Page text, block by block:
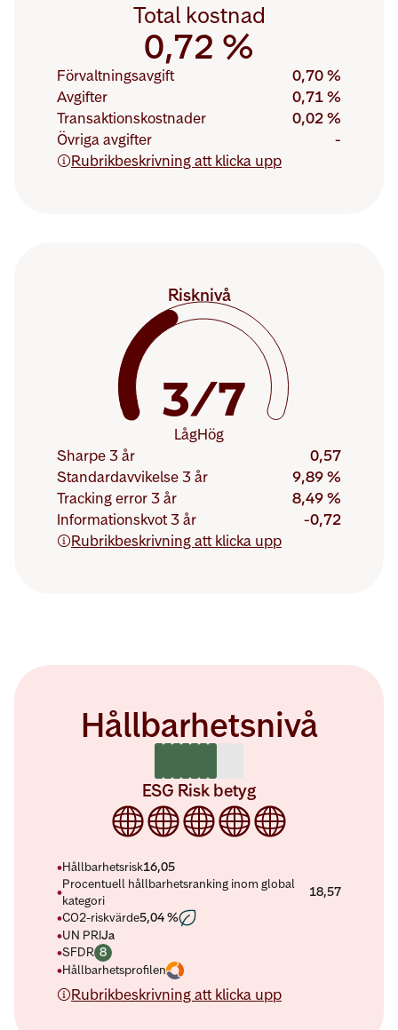
Total kostnad
0,72 %
Procentandel:
Förvaltningsavgift
0,70 %
Avgifter
0,71 %
Transaktionskostnader
0,02 %
Övriga avgifter
-
Rubrikbeskrivning att klicka upp
Risknivå
3/7
LågHög
Riskvärde:
Sharpe 3 år
0,57
Standardavvikelse 3 år
9,89 %
Tracking error 3 år
8,49 %
Informationskvot 3 år
-0,72
Rubrikbeskrivning att klicka upp
Hållbarhetsnivå
ESG Risk betyg
Morningstar Sustainability
•Hållbarhetsrisk16,05
•
Procentuell hållbarhetsranking inom global
kategori
18,57
•CO2-riskvärde5,04 %
•UN PRIJa
•SFDR 8
•Hållbarhetsprofilenöppnas nytt fönster
Rubrikbeskrivning att klicka upp